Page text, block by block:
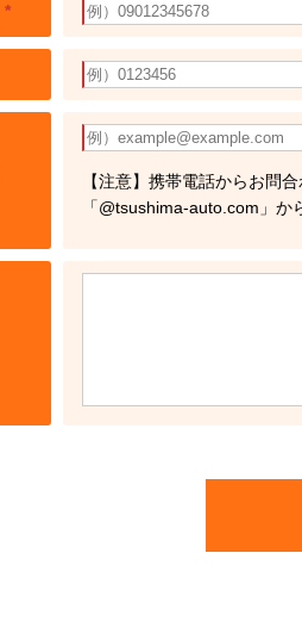
*
【注意】携帯電話からお問
「@tsushima-auto.com」